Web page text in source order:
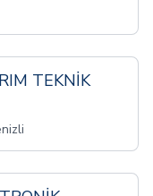
TEKNİK